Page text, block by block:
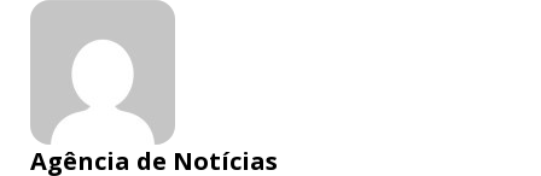
Agência de Notícias